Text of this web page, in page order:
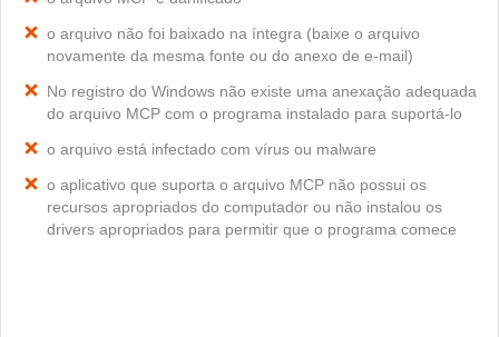
o arquivo não foi baixado na íntegra (baixe o arquivo
novamente da mesma fonte ou do anexo de e-mail)
No registro do Windows não existe uma anexação adequada
do arquivo MCP com o programa instalado para suportá-lo
o arquivo está infectado com vírus ou malware
o aplicativo que suporta o arquivo MCP não possui os
recursos apropriados do computador ou não instalou os
drivers apropriados para permitir que o programa comece